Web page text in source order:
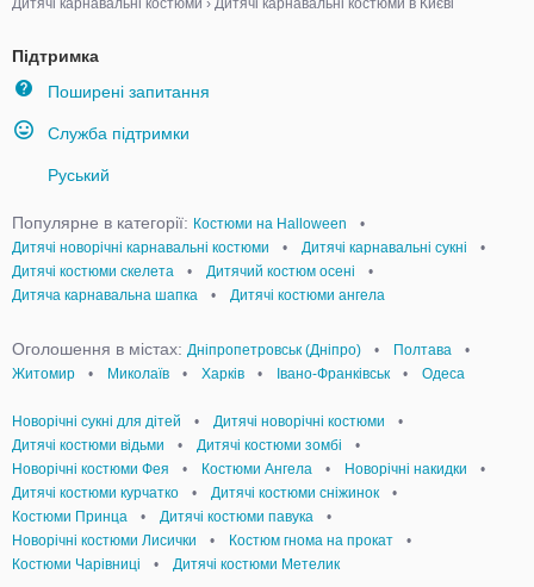
Дитячі карнавальні костюми › Дитячі карнавальні костюми в Києві
Підтримка
Поширені запитання
Служба підтримки
Руський
Популярне в категорії: Костюми на Halloween
•
Дитячі новорічні карнавальні костюми
• Дитячі карнавальні сукні
•
Дитячі костюми скелета
• Дитячий костюм осені
•
Дитяча карнавальна шапка
• Дитячі костюми ангела
Оголошення в містах: Дніпропетровськ (Дніпро) • Полтава
•
Житомир
• Миколаїв • Харків • Івано-Франківськ • Одеса
Новорічні сукні для дітей • Дитячі новорічні костюми
•
Дитячі костюми відьми
• Дитячі костюми зомбі
•
Новорічні костюми Фея
• Костюми Ангела • Новорічні накидки
•
Дитячі костюми курчатко
• Дитячі костюми сніжинок
•
Костюми Принца
• Дитячі костюми павука
•
Новорічні костюми Лисички
• Костюм гнома на прокат
•
Костюми Чарівниці
• Дитячі костюми Метелик